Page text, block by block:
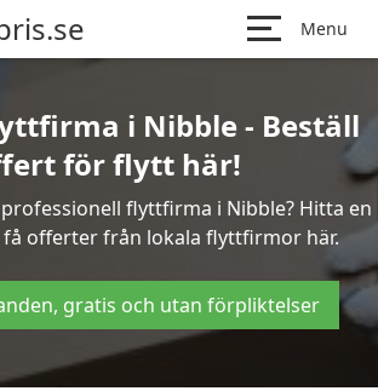
Menu
i Nibble - Beställ
för flytt här!
flyttfirma i Nibble? Hitta en
offerter från lokala flyttfirmor här.
gratis och utan förpliktelser